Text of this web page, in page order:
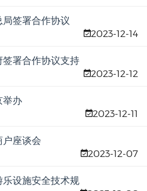
签署合作协议
2023-12-14
署合作协议支持
2023-12-12
举办
2023-12-11
户座谈会
2023-12-07
设施安全技术规